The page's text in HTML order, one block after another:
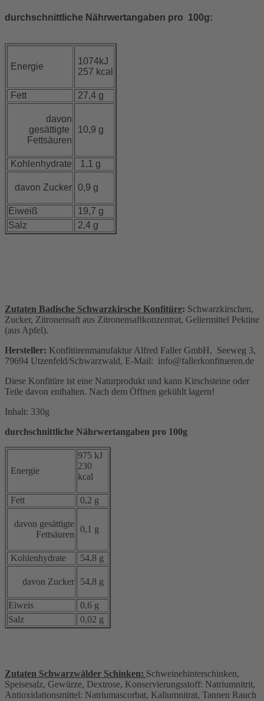
durchschnittliche Nährwertangaben pro 100g:
Energie
1074kJ
257 kcal
Fett 27,4 g
davon
gesättigte
Fettsäuren
10,9 g
Kohlenhydrate 1,1 g
davon Zucker 0,9 g
Eiweiß
19,7 g
Salz
2,4 g
Zutaten Badische Schwarzkirsche Konfitüre: Schwarzkirschen,
Zucker, Zitronensaft aus Zitronensaftkonzentrat, Geliermittel Pektine
(aus Apfel).
Hersteller: Konfitürenmanufaktur Alfred Faller GmbH, Seeweg 3,
79694 Utzenfeld/Schwarzwald, E-Mail: info@fallerkonfitueren.de
Diese Konfitüre ist eine Naturprodukt und kann Kirschsteine oder
Teile davon enthalten. Nach dem Öffnen gekühlt lagern!
Inhalt: 330g
durchschnittliche Nährwertangaben pro 100g
Energie
975 kJ
230
kcal
Fett 0,2 g
davon gesättigte
Fettsäuren
0,1 g
Kohlenhydrate 54,8 g
davon Zucker 54,8 g
Eiweis
0,6 g
Salz
0,02 g
Zutaten Schwarzwälder Schinken: Schweinehinterschinken,
Speisesalz, Gewürze, Dextrose, Konservierungsstoff: Natriumnitrit,
Antioxidationsmittel: Natriumascorbat, Kaliumnitrat, Tannen Rauch